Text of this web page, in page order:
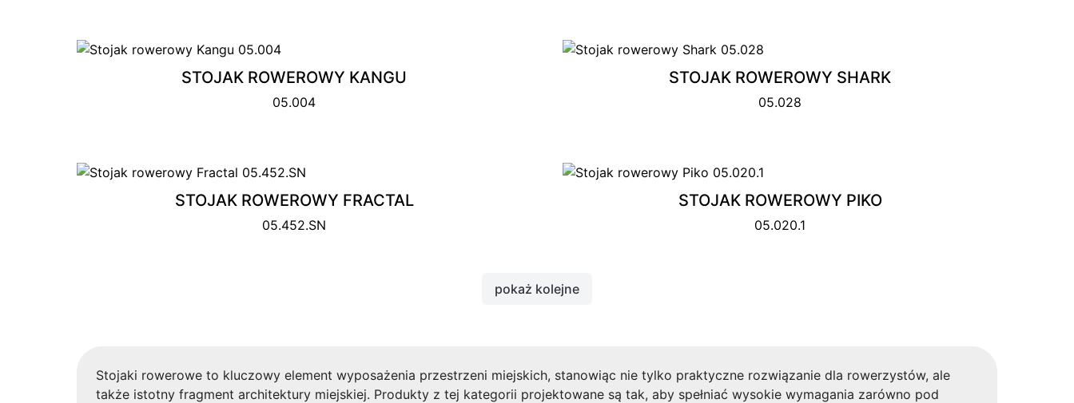
STOJAK ROWEROWY KANGU
05.004
STOJAK ROWEROWY SHARK
05.028
STOJAK ROWEROWY FRACTAL
05.452.SN
STOJAK ROWEROWY PIKO
05.020.1
pokaż kolejne
Stojaki rowerowe to kluczowy element wyposażenia przestrzeni miejskich, stanowiąc nie tylko praktyczne rozwiązanie dla rowerzystów, ale
także istotny fragment architektury miejskiej. Produkty z tej kategorii projektowane są tak, aby spełniać wysokie wymagania zarówno pod